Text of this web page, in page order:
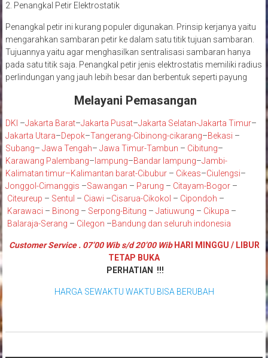
2. Penangkal Petir Elektrostatik
Penangkal petir ini kurang populer digunakan. Prinsip kerjanya yaitu
mengarahkan sambaran petir ke dalam satu titik tujuan sambaran.
Tujuannya yaitu agar menghasilkan sentralisasi sambaran hanya
pada satu titik saja. Penangkal petir jenis elektrostatis memiliki radius
perlindungan yang jauh lebih besar dan berbentuk seperti payung
Melayani Pemasangan
DKI –Jakarta Barat–Jakarta Pusat–Jakarta Selatan-Jakarta Timur–
Jakarta Utara–Depok–Tangerang-Cibinong-cikarang–Bekasi –
Subang– Jawa Tengah– Jawa Timur-Tambun – Cibitung–
Karawang Palembang– lampung–Bandar lampung–Jambi-
Kalimatan timur–Kalimantan barat-Cibubur– Cikeas–Ciulengsi–
Jonggol -Cimanggis –Sawangan – Parung – Citayam-Bogor–
Citeureup – Sentul – Ciawi –Cisarua-Cikokol – Cipondoh –
Karawaci – Binong – Serpong-Bitung – Jatiuwung – Cikupa –
Balaraja-Serang – Cilegon –Bandung dan seluruh indonesia
Customer Service . 07’00 Wib s/d 20’00 WibHARI MINGGU / LIBUR
TETAP BUKA
PERHATIAN !!!
HARGA SEWAKTU WAKTU BISA BERUBAH